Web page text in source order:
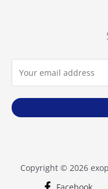
Copyright © 2026
Facebook